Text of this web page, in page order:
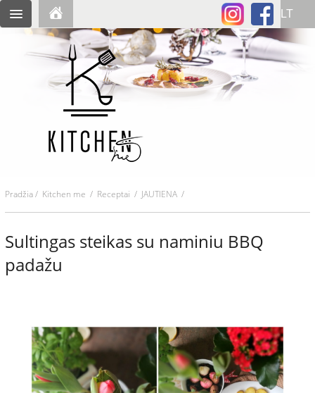
Pradžia/ Kitchen me / Receptai / JAUTIENA /
Sultingas steikas su naminiu BBQ
padažu